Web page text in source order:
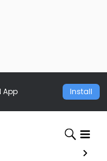
App Install